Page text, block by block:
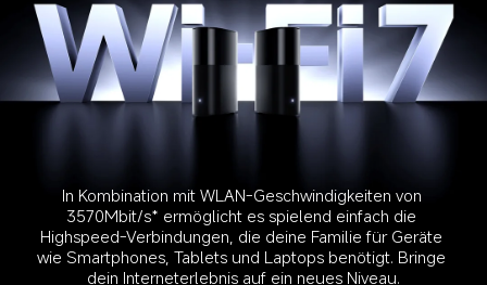
In Kombination mit WLAN-Geschwindigkeiten von
3570Mbit/s* ermöglicht es spielend einfach die
Highspeed-Verbindungen, die deine Familie für Geräte
wie Smartphones, Tablets und Laptops benötigt. Bringe